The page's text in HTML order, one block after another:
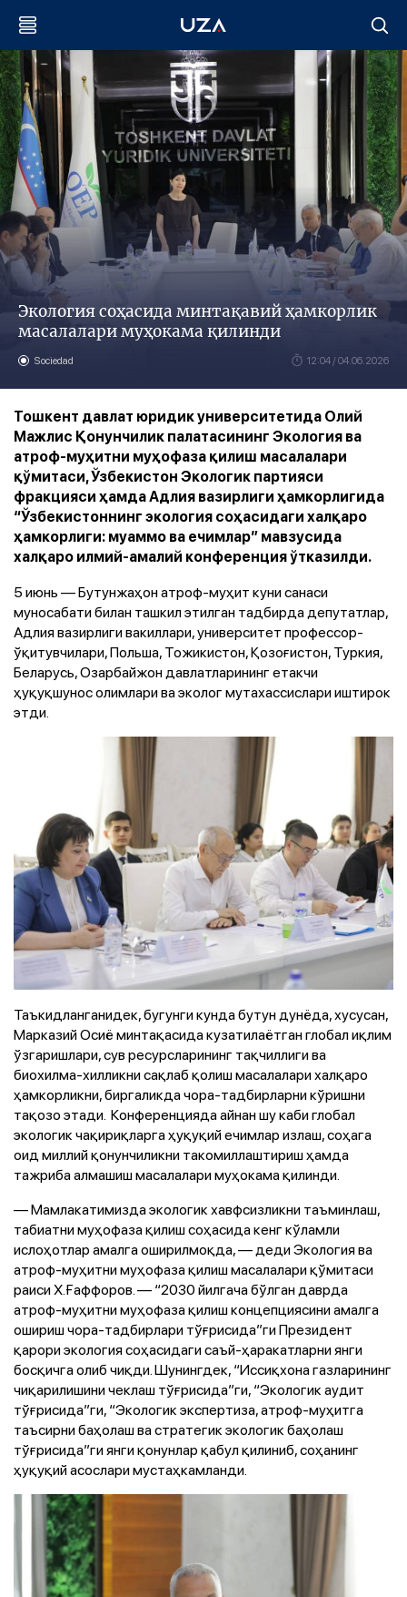
Экология соҳасида минтақавий ҳамкорлик
масалалари муҳокама қилинди
Sociedad 12:04 / 04.06.2026
Тошкент давлат юридик университетида Олий
Мажлис Қонунчилик палатасининг Экология ва
атроф-муҳитни муҳофаза қилиш масалалари
қўмитаси, Ўзбекистон Экологик партияси
фракцияси ҳамда Адлия вазирлиги ҳамкорлигида
“Ўзбекистоннинг экология соҳасидаги халқаро
ҳамкорлиги: муаммо ва ечимлар” мавзусида
халқаро илмий-амалий конференция ўтказилди.
5 июнь — Бутунжаҳон атроф-муҳит куни санаси
муносабати билан ташкил этилган тадбирда депутатлар,
Адлия вазирлиги вакиллари, университет профессор-
ўқитувчилари, Польша, Тожикистон, Қозоғистон, Туркия,
Беларусь, Озарбайжон давлатларининг етакчи
ҳуқуқшунос олимлари ва эколог мутахассислари иштирок
этди.
Таъкидланганидек, бугунги кунда бутун дунёда, хусусан,
Марказий Осиё минтақасида кузатилаётган глобал иқлим
ўзгаришлари, сув ресурсларининг тақчиллиги ва
биохилма-хилликни сақлаб қолиш масалалари халқаро
ҳамкорликни, биргаликда чора-тадбирларни кўришни
тақозо этади. Конференцияда айнан шу каби глобал
экологик чақириқларга ҳуқуқий ечимлар излаш, соҳага
оид миллий қонунчиликни такомиллаштириш ҳамда
тажриба алмашиш масалалари муҳокама қилинди.
— Мамлакатимизда экологик хавфсизликни таъминлаш,
табиатни муҳофаза қилиш соҳасида кенг кўламли
ислоҳотлар амалга оширилмоқда, — деди Экология ва
атроф-муҳитни муҳофаза қилиш масалалари қўмитаси
раиси Х.Ғаффоров. — “2030 йилгача бўлган даврда
атроф-муҳитни муҳофаза қилиш концепциясини амалга
ошириш чора-тадбирлари тўғрисида”ги Президент
қарори экология соҳасидаги саъй-ҳаракатларни янги
босқичга олиб чиқди. Шунингдек, “Иссиқхона газларининг
чиқарилишини чеклаш тўғрисида”ги, “Экологик аудит
тўғрисида”ги, “Экологик экспертиза, атроф-муҳитга
таъсирни баҳолаш ва стратегик экологик баҳолаш
тўғрисида”ги янги қонунлар қабул қилиниб, соҳанинг
ҳуқуқий асослари мустаҳкамланди.